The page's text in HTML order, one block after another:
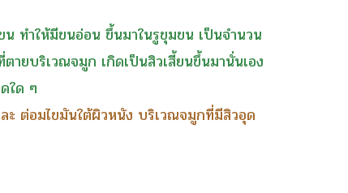
ทำให้มีขนอ่อน ขึ้นมาในรูขุมขน เป็นจำนวน
ายบริเวณจมูก เกิดเป็นสิวเสี้ยนขึ้นมานั่นเอง
ใด ๆ
ะ ต่อมไขมันใต้ผิวหนัง บริเวณจมูกที่มีสิวอุด